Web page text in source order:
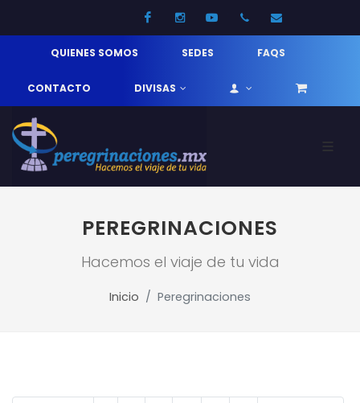
FacebookInstagramYoutube52 33 31210744
QUIENES SOMOS SEDES FAQS
CONTACTO DIVISAS
PEREGRINACIONES
Hacemos el viaje de tu vida
Inicio Peregrinaciones